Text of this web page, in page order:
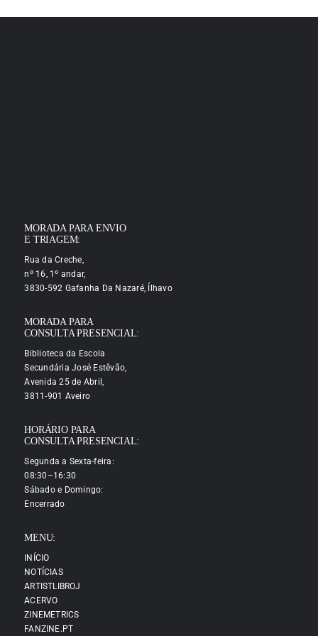
MORADA PARA ENVIO
E TRIAGEM:
Rua da Creche,
nº 16, 1º andar,
3830-592 Gafanha Da Nazaré, Ílhavo
MORADA PARA
CONSULTA PRESENCIAL:
Biblioteca da Escola
Secundária José Estêvão,
Avenida 25 de Abril,
3811-901 Aveiro
HORÁRIO PARA
CONSULTA PRESENCIAL:
Segunda a Sexta-feira:
08:30–16:30
Sábado e Domingo:
Encerrado
MENU:
INÍCIO
NOTÍCIAS
ARTISTLIBROJ
ACERVO
ZINEMETRICS
FANZINE.PT